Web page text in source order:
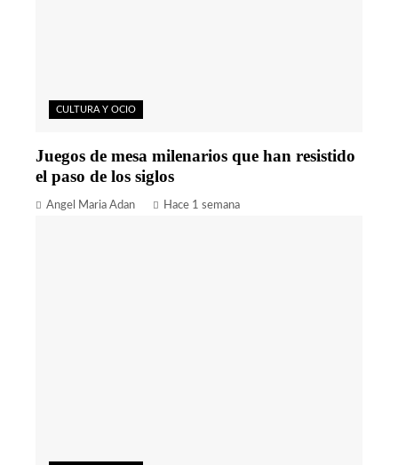
CULTURA Y OCIO
Juegos de mesa milenarios que han resistido
el paso de los siglos
Angel Maria Adan Hace 1 semana